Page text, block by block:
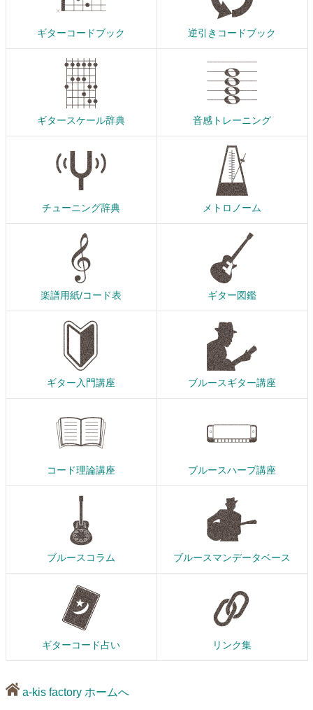
ギターコードブック 逆引きコードブック
ギタースケール辞典 音感トレーニング
チューニング辞典 メトロノーム
楽譜用紙/コード表 ギター図鑑
ギター入門講座 ブルースギター講座
コード理論講座 ブルースハープ講座
ブルースコラム ブルースマンデータベース
ギターコード占い リンク集
a-kis factory ホームへ